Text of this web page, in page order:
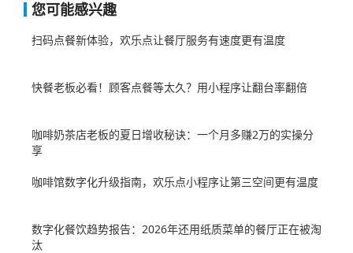
您可能感兴趣
扫码点餐新体验，欢乐点让餐厅服务有速度更有温度
快餐老板必看！顾客点餐等太久？用小程序让翻台率翻倍
咖啡奶茶店老板的夏日增收秘诀：一个月多赚2万的实操分
享
咖啡馆数字化升级指南，欢乐点小程序让第三空间更有温度
数字化餐饮趋势报告：2026年还用纸质菜单的餐厅正在被淘
汰